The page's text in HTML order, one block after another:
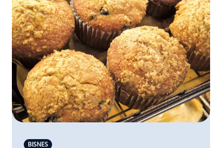
BISNES